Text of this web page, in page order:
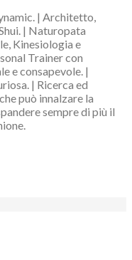
| Architetto,
| Naturopata
Kinesiologia e
Trainer con
e consapevole. |
| Ricerca ed
può innalzare la
sempre di più il